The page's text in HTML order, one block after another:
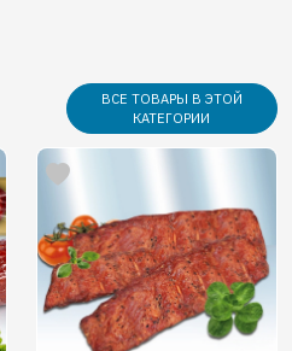
ВСЕ ТОВАРЫ В ЭТОЙ
КАТЕГОРИИ